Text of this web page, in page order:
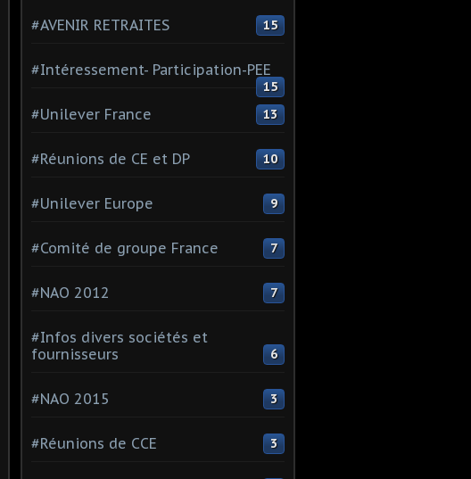
#AVENIR RETRAITES 15
#Intéressement- Participation-PEE
15
#Unilever France 13
#Réunions de CE et DP 10
#Unilever Europe 9
#Comité de groupe France 7
#NAO 2012 7
#Infos divers sociétés et
fournisseurs
6
#NAO 2015 3
#Réunions de CCE 3